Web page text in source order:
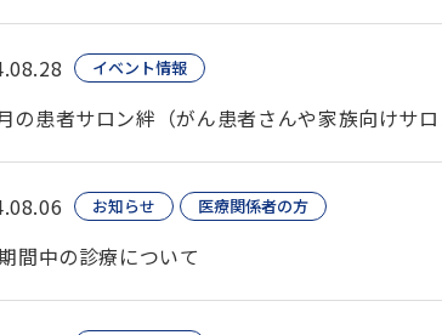
イベント情報
の患者サロン絆（がん患者さんや家族向けサロ
お知らせ 医療関係者の方
間中の診療について